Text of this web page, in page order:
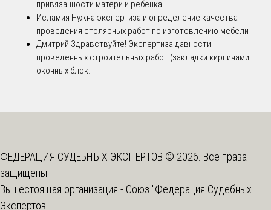
привязанности матери и ребенка
Исламия Нужна экспертиза и определение качества
проведения столярных работ по изготовлению мебели
Дмитрий Здравствуйте! Экспертиза давности
проведенных строительных работ (закладки кирпичами
оконных блок...
ФЕДЕРАЦИЯ СУДЕБНЫХ ЭКСПЕРТОВ © 2026. Все права
защищены
Вышестоящая организация - Союз "Федерация Судебных
Экспертов"